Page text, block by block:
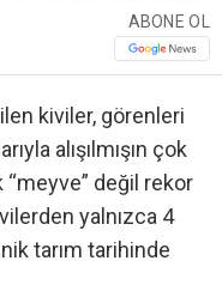
ABONE OL
kiviler, görenleri
alışılmışın çok
değil rekor
yalnızca 4
tarım tarihinde